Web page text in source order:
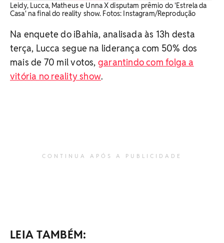
Leidy, Lucca, Matheus e Unna X disputam prêmio do 'Estrela da
Casa' na final do reality show. Fotos: Instagram/Reprodução
Na enquete do iBahia, analisada às 13h desta
terça, Lucca segue na liderança com 50% dos
mais de 70 mil votos, garantindo com folga a
vitória no reality show.
CONTINUA APÓS A PUBLICIDADE
LEIA TAMBÉM: